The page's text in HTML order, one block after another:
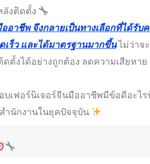
ลังติดตั้ง
อาชีพ จึงกลายเป็นทางเลือกที่ได้รับ
เร็ว และได้มาตรฐานมากขึ้นไม่ว่าจ
ตั้งได้อย่างถูกต้อง ลดความเสียหาย
เฟอร์นิเจอร์จีนมืออาชีพมีข้อดีอะไร
ำนักงานในยุคปัจจุบัน